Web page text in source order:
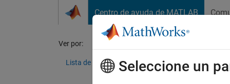
Centro de ayuda de MATLAB
Ver por:
Lista de productosSeleccione un